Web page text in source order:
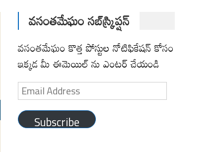
వసంతమేఘం సబ్‌స్క్రిప్షన్
వసంతమేఘం కొత్త పోస్టుల నోటిఫికేషన్ కోసం
ఇక్కడ మీ ఈమెయిల్ ను ఎంటర్ చేయండి
Email
Address
Subscribe